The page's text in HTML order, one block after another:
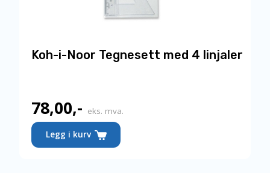
Koh-i-Noor Tegnesett med 4 linjaler
78,00,- eks. mva.
Legg i kurv